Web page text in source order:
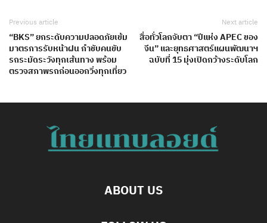
Previous article
“BKS” ยกระดับความปลอดภัยเข้ม
มาตรการรับหน้าฝน กำชับคนขับ
รถระมัดระวังทุกเส้นทาง พร้อม
ตรวจสภาพรถก่อนออกวิ่งทุกเที่ยว
Next article
สื่อทั่วโลกจับตา “ปีแห่ง APEC ของ
จีน” และยุทธศาสตร์แผนพัฒนาฯ
ฉบับที่ 15 มุ่งเปิดกว้างระดับโลก
ABOUT US